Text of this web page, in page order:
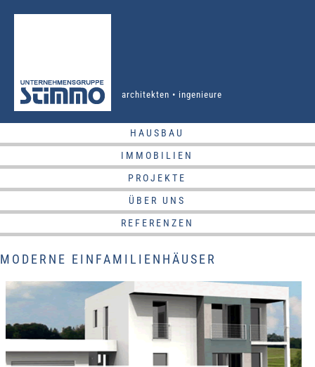
architekten • ingenieure
HAUSBAU
IMMOBILIEN
PROJEKTE
ÜBER UNS
REFERENZEN
MODERNE EINFAMILIENHÄUSER